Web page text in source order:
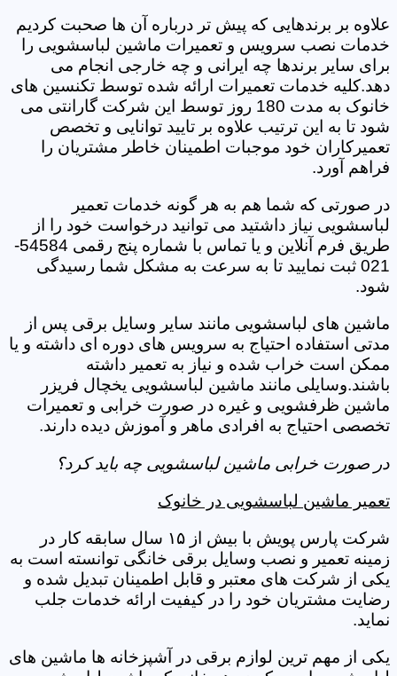
علاوه بر برندهایی که پیش تر درباره آن ها صحبت کردیم
خدمات نصب سرویس و تعمیرات ماشین لباسشویی را
برای سایر برندها چه ایرانی و چه خارجی انجام می
دهد.کلیه خدمات تعمیرات ارائه شده توسط تکنسین های
خانوک به مدت 180 روز توسط این شرکت گارانتی می
شود تا به این ترتیب علاوه بر تایید توانایی و تخصص
تعمیرکاران خود موجبات اطمینان خاطر مشتریان را
فراهم آورد.
در صورتی که شما هم به هر گونه خدمات تعمیر
لباسشویی نیاز داشتید می توانید درخواست خود را از
طریق فرم آنلاین و یا تماس با شماره پنج رقمی 54584-
021 ثبت نمایید تا به سرعت به مشکل شما رسیدگی
شود.
ماشین های لباسشویی مانند سایر وسایل برقی پس از
مدتی استفاده احتیاج به سرویس های دوره ای داشته و یا
ممکن است خراب شده و نیاز به تعمیر داشته
باشند.وسایلی مانند ماشین لباسشویی یخچال فریزر
ماشین ظرفشویی و غیره در صورت خرابی و تعمیرات
تخصصی احتیاج به افرادی ماهر و آموزش دیده دارند.
در صورت خرابی ماشین لباسشویی چه باید کرد؟
تعمیر ماشین لباسشویی در خانوک
شرکت پارس پویش با بیش از ۱۵ سال سابقه کار در
زمینه تعمیر و نصب وسایل برقی خانگی توانسته است به
یکی از شرکت های معتبر و قابل اطمینان تبدیل شده و
رضایت مشتریان خود را در کیفیت ارائه خدمات جلب
نماید.
یکی از مهم ترین لوازم برقی در آشپزخانه ها ماشین های